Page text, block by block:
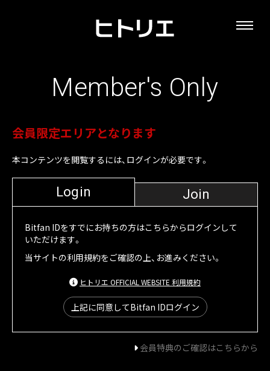
Member's Only
会員限定エリアとなります
本コンテンツを閲覧するには、ログインが必要です。
Login Join
Bitfan IDをすでにお持ちの方はこちらからログインして
いただけます。
当サイトの利用規約をご確認の上、お進みください。
ヒトリエ OFFICIAL WEBSITE 利用規約
上記に同意してBitfan IDログイン
会員特典のご確認はこちらから